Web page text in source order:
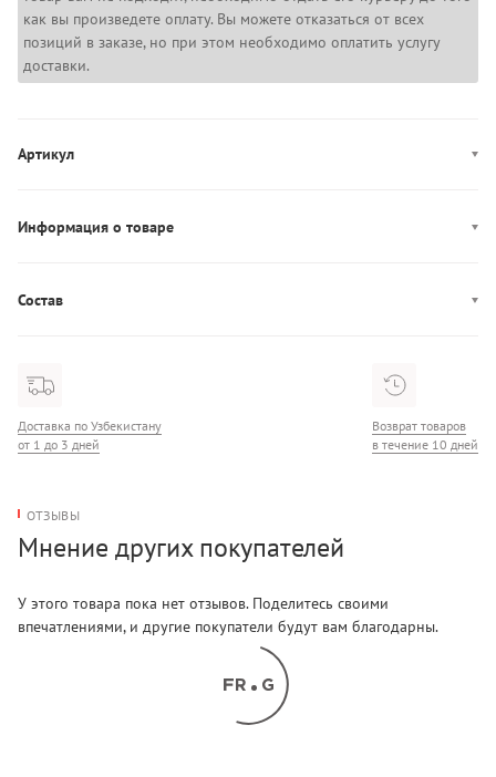
как вы произведете оплату. Вы можете отказаться от всех
позиций в заказе, но при этом необходимо оплатить услугу
доставки.
Артикул
Информация о товаре
Состав
Доставка по Узбекистану
от 1 до 3 дней
Возврат товаров
в течение 10 дней
ОТЗЫВЫ
Мнение других покупателей
У этого товара пока нет отзывов. Поделитесь своими
впечатлениями, и другие покупатели будут вам благодарны.